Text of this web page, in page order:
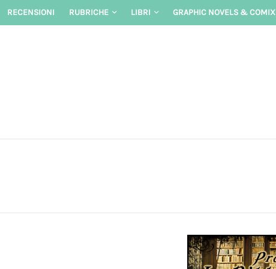
Skip
RECENSIONI RUBRICHE LIBRI GRAPHIC NOVELS & COMIX